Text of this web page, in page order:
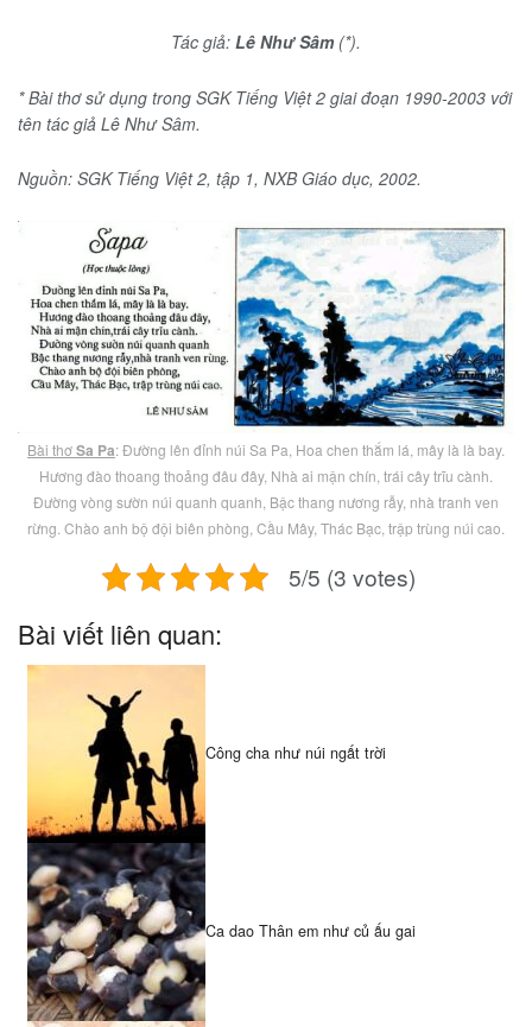
Tác giả: Lê Như Sâm (*).
* Bài thơ sử dụng trong SGK Tiếng Việt 2 giai đoạn 1990-2003 với
tên tác giả Lê Như Sâm.
Nguồn: SGK Tiếng Việt 2, tập 1, NXB Giáo dục, 2002.
Bài thơSa Pa: Đường lên đỉnh núi Sa Pa, Hoa chen thắm lá, mây là là bay.
Hương đào thoang thoảng đâu đây, Nhà ai mận chín, trái cây trĩu cành.
Đường vòng sườn núi quanh quanh, Bậc thang nương rẫy, nhà tranh ven
rừng. Chào anh bộ đội biên phòng, Cầu Mây, Thác Bạc, trập trùng núi cao.
5/5 (3 votes)
Bài viết liên quan:
Công cha như núi ngất trời
Ca dao Thân em như củ ấu gai